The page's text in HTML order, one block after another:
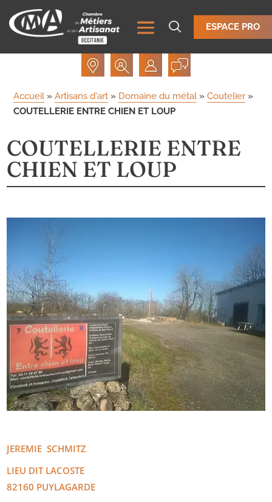
ESPACE PRO
Accueil »Artisans d'art » Domaine du métal »Coutelier»
COUTELLERIE ENTRE CHIEN ET LOUP
COUTELLERIE ENTRE
CHIEN ET LOUP
JEREMIESCHMITZ
LIEU DIT LACOSTE
82160 PUYLAGARDE